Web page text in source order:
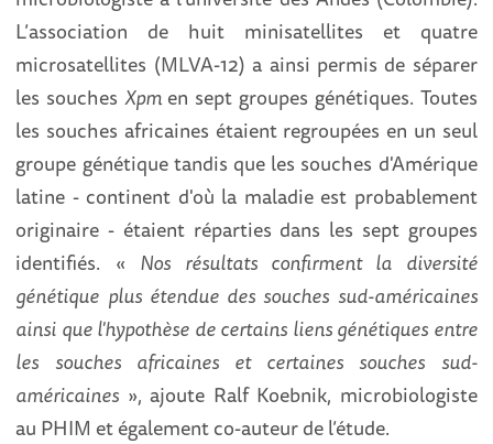
L’association de huit minisatellites et quatre
microsatellites (MLVA-12) a ainsi permis de séparer
les souchesXpm en sept groupes génétiques. Toutes
les souches africaines étaient regroupées en un seul
groupe génétique tandis que les souches d'Amérique
latine - continent d'où la maladie est probablement
originaire - étaient réparties dans les sept groupes
identifiés. « Nos résultats confirment la diversité
génétique plus étendue des souches sud-américaines
ainsi que l'hypothèse de certains liens génétiques entre
les souches africaines et certaines souches sud-
américaines », ajoute Ralf Koebnik, microbiologiste
au PHIM et également co-auteur de l’étude.